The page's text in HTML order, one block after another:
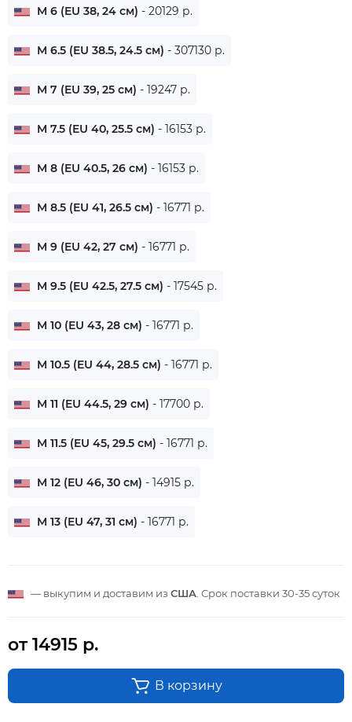
M 6 (EU 38, 24 см) - 20129 р.
M 6.5 (EU 38.5, 24.5 см) - 307130 р.
M 7 (EU 39, 25 см) - 19247 р.
M 7.5 (EU 40, 25.5 см) - 16153 р.
M 8 (EU 40.5, 26 см) - 16153 р.
M 8.5 (EU 41, 26.5 см) - 16771 р.
M 9 (EU 42, 27 см) - 16771 р.
M 9.5 (EU 42.5, 27.5 см) - 17545 р.
M 10 (EU 43, 28 см) - 16771 р.
M 10.5 (EU 44, 28.5 см) - 16771 р.
M 11 (EU 44.5, 29 см) - 17700 р.
M 11.5 (EU 45, 29.5 см) - 16771 р.
M 12 (EU 46, 30 см) - 14915 р.
M 13 (EU 47, 31 см) - 16771 р.
— выкупим и доставим из США . Срок поставки 30-35 суток
от 14915 р.
В корзину